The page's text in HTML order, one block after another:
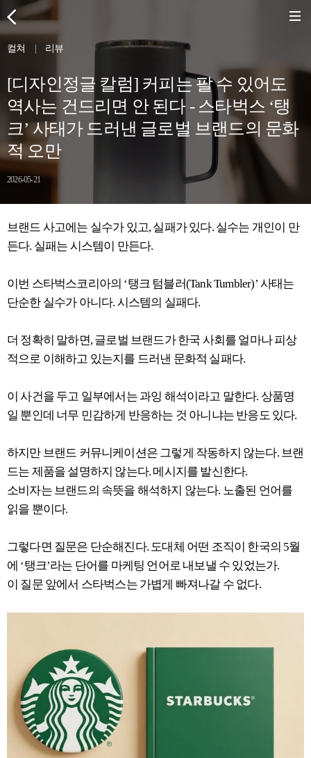
컬쳐 리뷰
[디자인정글 칼럼] 커피는 팔 수 있어도
역사는 건드리면 안 된다 - 스타벅스 ‘탱
크’ 사태가 드러낸 글로벌 브랜드의 문화
적 오만
2026-05-21
브랜드 사고에는 실수가 있고, 실패가 있다. 실수는 개인이 만
든다. 실패는 시스템이 만든다.
이번 스타벅스코리아의 ‘탱크 텀블러(Tank Tumbler)’ 사태는
단순한 실수가 아니다. 시스템의 실패다.
더 정확히 말하면, 글로벌 브랜드가 한국 사회를 얼마나 피상
적으로 이해하고 있는지를 드러낸 문화적 실패다.
이 사건을 두고 일부에서는 과잉 해석이라고 말한다. 상품명
일 뿐인데 너무 민감하게 반응하는 것 아니냐는 반응도 있다.
하지만 브랜드 커뮤니케이션은 그렇게 작동하지 않는다. 브랜
드는 제품을 설명하지 않는다. 메시지를 발신한다.
소비자는 브랜드의 속뜻을 해석하지 않는다. 노출된 언어를
읽을 뿐이다.
그렇다면 질문은 단순해진다. 도대체 어떤 조직이 한국의 5월
에 ‘탱크’라는 단어를 마케팅 언어로 내보낼 수 있었는가.
이 질문 앞에서 스타벅스는 가볍게 빠져나갈 수 없다.